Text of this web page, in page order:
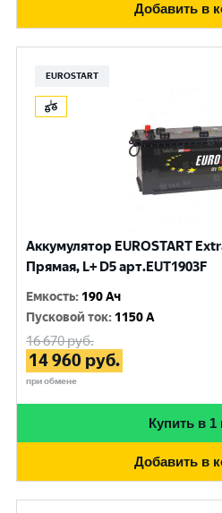
Добавить в
EUROSTART
Аккумулятор EUROSTART
Прямая, L+ D5 арт.EUT1903F
Емкость: 190 Ач
Пусковой ток: 1150 A
16 670руб.
14 960 руб.
при обмене
Купить в 1
Добавить в